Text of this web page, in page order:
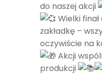
do naszej akcji
Wielki
zakładkę –
oczywiście na
Akcji
produkcji